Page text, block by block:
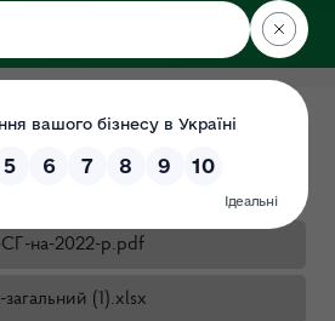
області
СГ-на-2022-р.pdf
(1).xlsx